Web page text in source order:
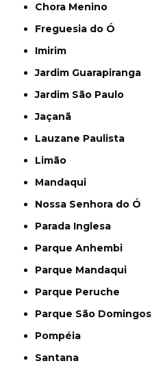
Chora Menino
Freguesia do Ó
Imirim
Jardim Guarapiranga
Jardim São Paulo
Jaçanã
Lauzane Paulista
Limão
Mandaqui
Nossa Senhora do Ó
Parada Inglesa
Parque Anhembi
Parque Mandaqui
Parque Peruche
Parque São Domingos
Pompéia
Santana